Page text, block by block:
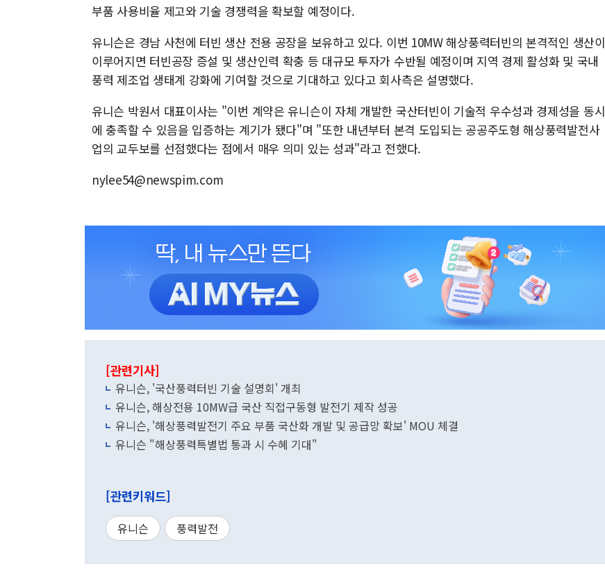
부품 사용비율 제고와 기술 경쟁력을 확보할 예정이다.
유니슨은 경남 사천에 터빈 생산 전용 공장을 보유하고 있다. 이번 10MW 해상풍력터빈의 본격적인 생산이
이루어지면 터빈공장 증설 및 생산인력 확충 등 대규모 투자가 수반될 예정이며 지역 경제 활성화 및 국내
풍력 제조업 생태계 강화에 기여할 것으로 기대하고 있다고 회사측은 설명했다.
유니슨 박원서 대표이사는 "이번 계약은 유니슨이 자체 개발한 국산터빈이 기술적 우수성과 경제성을 동시
에 충족할 수 있음을 입증하는 계기가 됐다"며 "또한 내년부터 본격 도입되는 공공주도형 해상풍력발전사
업의 교두보를 선점했다는 점에서 매우 의미 있는 성과"라고 전했다.
nylee54@newspim.com
[관련기사]
유니슨, '국산풍력터빈 기술 설명회' 개최
유니슨, '해상풍력발전기 주요 부품 국산화 개발 및 공급망 확보' MOU 체결
유니슨 "해상풍력특별법 통과 시 수혜 기대"
[관련키워드]
유니슨 풍력발전